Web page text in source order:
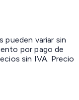
variar sin
por pago de
sin IVA. Precio